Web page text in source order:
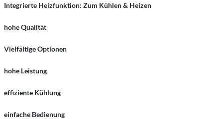
Integrierte Heizfunktion: Zum Kühlen & Heizen
hohe Qualität
Vielfältige Optionen
hohe Leistung
effiziente Kühlung
einfache Bedienung